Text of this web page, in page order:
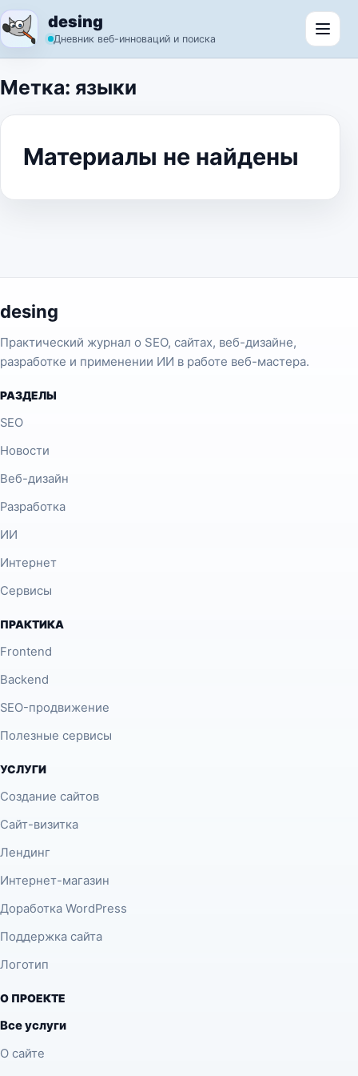
Перейти к содержимому
desing
Дневник веб-инноваций и поиска
Метка: языки
Материалы не найдены
desing
Практический журнал о SEO, сайтах, веб-дизайне,
разработке и применении ИИ в работе веб-мастера.
РАЗДЕЛЫ
SEO
Новости
Веб-дизайн
Разработка
ИИ
Интернет
Сервисы
ПРАКТИКА
Frontend
Backend
SEO-продвижение
Полезные сервисы
УСЛУГИ
Создание сайтов
Сайт-визитка
Лендинг
Интернет-магазин
Доработка WordPress
Поддержка сайта
Логотип
О ПРОЕКТЕ
Все услуги
О сайте